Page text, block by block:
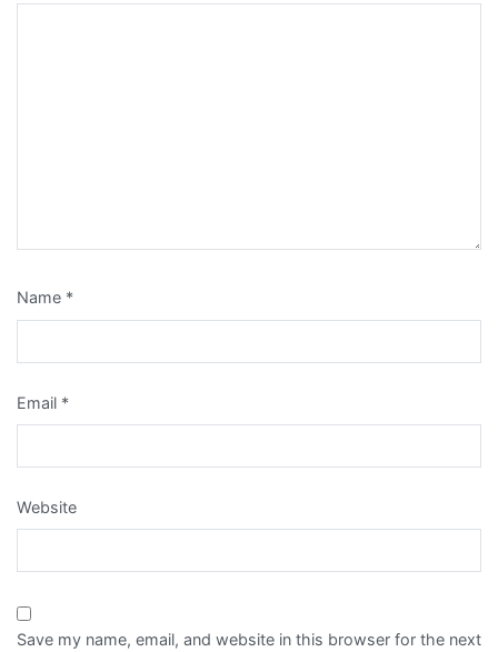
Name *
Email *
Website
Save my name, email, and website in this browser for the next